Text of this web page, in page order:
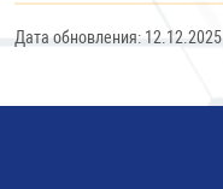
Дата обновления: 12.12.2025